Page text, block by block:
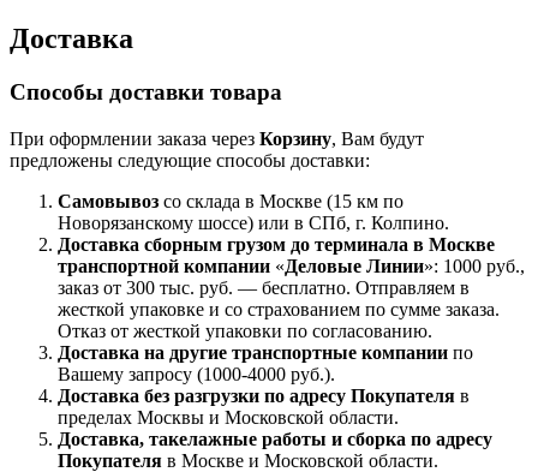
Доставка
Способы доставки товара
При оформлении заказа через Корзину, Вам будут
предложены следующие способы доставки:
Самовывоз со склада в Москве (15 км по
Новорязанскому шоссе) или в СПб, г. Колпино.
Доставка сборным грузом до терминала в Москве
транспортной компании «Деловые Линии»: 1000 руб.,
заказ от 300 тыс. руб. — бесплатно. Отправляем в
жесткой упаковке и со страхованием по сумме заказа.
Отказ от жесткой упаковки по согласованию.
Доставка на другие транспортные компании по
Вашему запросу (1000-4000 руб.).
Доставка без разгрузки по адресу Покупателя в
пределах Москвы и Московской области.
Доставка, такелажные работы и сборка по адресу
Покупателя в Москве и Московской области.